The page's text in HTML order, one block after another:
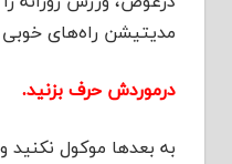
مدیتیشن راه‌های
درموردش حرف بزنید.
به بعدها موکول نکنید